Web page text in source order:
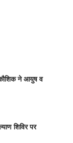
ने आयुष व
शिविर पर